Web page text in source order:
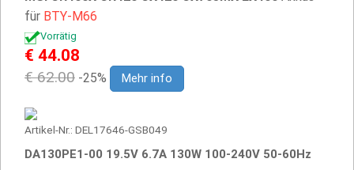
für BTY-M66
Vorrätig
€ 44.08
€ 62.00 -25% Mehr info
Artikel-Nr.: DEL17646-GSB049
DA130PE1-00 19.5V 6.7A 130W 100-240V 50-60Hz